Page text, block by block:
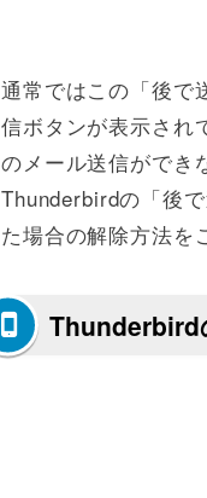
通常ではこの「後で
信ボタンが表示され
のメール送信ができ
Thunderbirdの「後
た場合の解除方法を
Thunderbird